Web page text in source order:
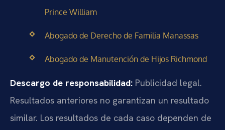
Prince William
Abogado de Derecho de Familia Manassas
Abogado de Manutención de Hijos Richmond
Descargo de responsabilidad: Publicidad legal.
Resultados anteriores no garantizan un resultado
similar. Los resultados de cada caso dependen de